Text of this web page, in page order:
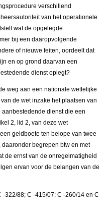
verschillend
van het operationele
wat de opgelegde
bij een daaropvolgende
of nieuwe feiten, oordeelt dat
en op grond daarvan een
dienst oplegt?
weg aan een nationale wettelijke
de wet inzake het plaatsen van
dienst die een
2, lid 2, van deze wet
geldboete ten belope van twee
begrepen btw en met
de ernst van de onregelmatigheid
ervan voor de belangen van de
-322/88; С -415/07; С -260/14 en С